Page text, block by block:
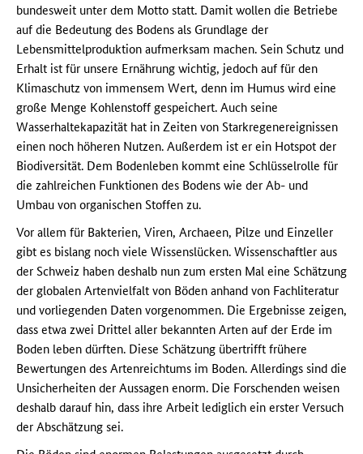
bundesweit unter dem Motto statt. Damit wollen die Betriebe
auf die Bedeutung des Bodens als Grundlage der
Lebensmittelproduktion aufmerksam machen. Sein Schutz und
Erhalt ist für unsere Ernährung wichtig, jedoch auf für den
Klimaschutz von immensem Wert, denn im Humus wird eine
große Menge Kohlenstoff gespeichert. Auch seine
Wasserhaltekapazität hat in Zeiten von Starkregenereignissen
einen noch höheren Nutzen. Außerdem ist er ein Hotspot der
Biodiversität. Dem Bodenleben kommt eine Schlüsselrolle für
die zahlreichen Funktionen des Bodens wie der Ab- und
Umbau von organischen Stoffen zu.
Vor allem für Bakterien, Viren, Archaeen, Pilze und Einzeller
gibt es bislang noch viele Wissenslücken. Wissenschaftler aus
der Schweiz haben deshalb nun zum ersten Mal eine Schätzung
der globalen Artenvielfalt von Böden anhand von Fachliteratur
und vorliegenden Daten vorgenommen. Die Ergebnisse zeigen,
dass etwa zwei Drittel aller bekannten Arten auf der Erde im
Boden leben dürften. Diese Schätzung übertrifft frühere
Bewertungen des Artenreichtums im Boden. Allerdings sind die
Unsicherheiten der Aussagen enorm. Die Forschenden weisen
deshalb darauf hin, dass ihre Arbeit lediglich ein erster Versuch
der Abschätzung sei.